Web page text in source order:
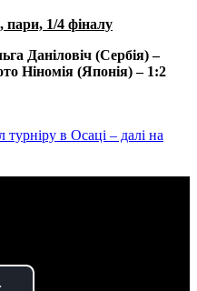
пари, 1/4 фіналу
Даніловіч (Сербія) –
Ніномія (Японія) – 1:2
турніру в Осаці – далі на